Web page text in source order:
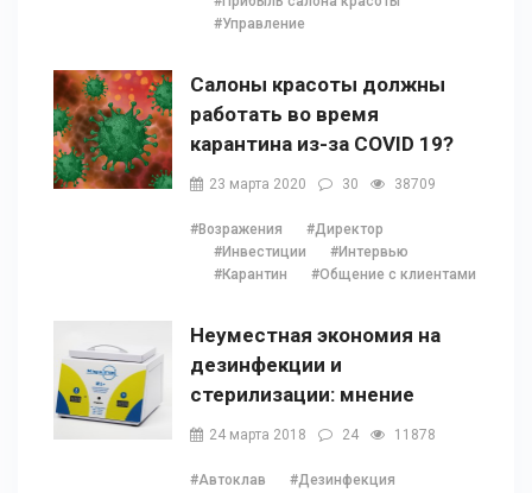
#Управление
Салоны красоты должны
работать во время
карантина из-за COVID 19?
23 марта 2020 30 38709
#Возражения
#Директор
#Инвестиции
#Интервью
#Карантин
#Общение с клиентами
Неуместная экономия на
дезинфекции и
стерилизации: мнение
Наталии Ушецкой
24 марта 2018 24 11878
#Автоклав
#Дезинфекция